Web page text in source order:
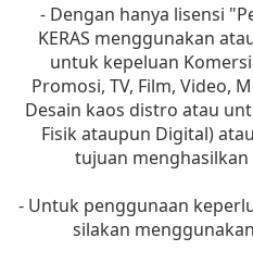
- Dengan hanya lisensi
KERAS menggunakan
untuk kepeluan
Promosi, TV, Film, Video,
Desain kaos distro atau
Fisik ataupun Digital)
tujuan
- Untuk penggunaan
silakan